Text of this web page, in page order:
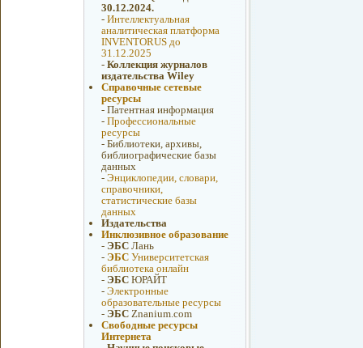
30.12.2024.
- Интеллектуальная
аналитическая платформа
INVENTORUS до
31.12.2025
- Коллекция журналов
издательства Wiley
Справочные сетевые
ресурсы
- Патентная информация
- Профессиональные
ресурсы
- Библиотеки, архивы,
библиографические базы
данных
- Энциклопедии, словари,
справочники,
статистические базы
данных
Издательства
Инклюзивное образование
- ЭБС Лань
- ЭБС Университетская
библиотека онлайн
- ЭБС ЮРАЙТ
- Электронные
образовательные ресурсы
- ЭБС Znanium.com
Свободные ресурсы
Интернета